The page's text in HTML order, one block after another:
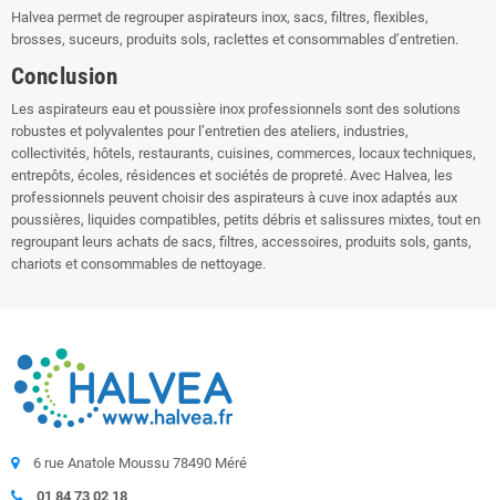
Halvea permet de regrouper aspirateurs inox, sacs, filtres, flexibles,
brosses, suceurs, produits sols, raclettes et consommables d’entretien.
Conclusion
Les aspirateurs eau et poussière inox professionnels sont des solutions
robustes et polyvalentes pour l’entretien des ateliers, industries,
collectivités, hôtels, restaurants, cuisines, commerces, locaux techniques,
entrepôts, écoles, résidences et sociétés de propreté. Avec Halvea, les
professionnels peuvent choisir des aspirateurs à cuve inox adaptés aux
poussières, liquides compatibles, petits débris et salissures mixtes, tout en
regroupant leurs achats de sacs, filtres, accessoires, produits sols, gants,
chariots et consommables de nettoyage.
6 rue Anatole Moussu 78490 Méré
01 84 73 02 18